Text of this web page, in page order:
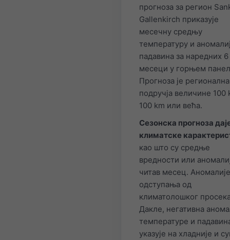
прогноза за регион
Gallenkirch приказује
месечну средњу
температуру и
падавина за наредних 6
месеци у горњем
Прогноза је
подручја величине 100
100 km или већа.
Сезонска прогноза
климатске
као што су средње
вредности или
читав месец.
одступања од
климатолошког
Дакле, негативна
температуре и
указује на хладније и